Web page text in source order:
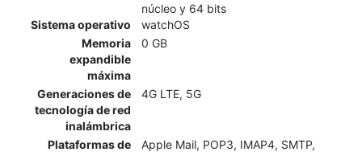
núcleo y 64 bits
Sistema operativo
watchOS
Memoria
expandible
máxima
0 GB
Generaciones de
tecnología de red
inalámbrica
4G LTE, 5G
Plataformas de
Apple Mail, POP3, IMAP4, SMTP,